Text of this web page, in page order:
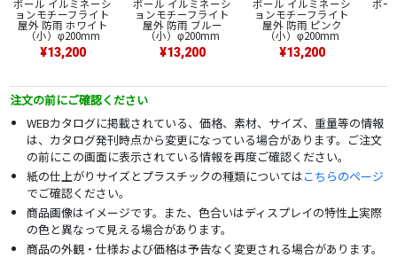
ボール イルミネーシ
ョンモチーフライト
屋外 防雨 ホワイト
（小）φ200mm
¥13,200
ボール イルミネーシ
ョンモチーフライト
屋外 防雨 ブルー
（小）φ200mm
¥13,200
ボール イルミネーシ
ョンモチーフライト
屋外 防雨 ピンク
（小）φ200mm
¥13,200
ボー
注文の前にご確認ください
WEBカタログに掲載されている、価格、素材、サイズ、重量等の情報
は、カタログ発刊時点から変更になっている場合があります。ご注文
の前にこの画面に表示されている情報を再度ご確認ください。
紙の仕上がりサイズとプラスチックの種類についてはこちらのページ
でご確認ください。
商品画像はイメージです。また、色合いはディスプレイの特性上実際
の色と異なって見える場合があります。
商品の外観・仕様および価格は予告なく変更される場合があります。